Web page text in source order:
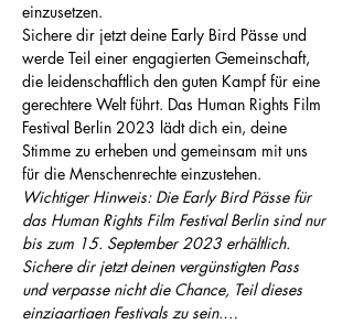
einzusetzen.
Sichere dir jetzt deine Early Bird Pässe und
werde Teil einer engagierten Gemeinschaft,
die leidenschaftlich den guten Kampf für eine
gerechtere Welt führt. Das Human Rights Film
Festival Berlin 2023 lädt dich ein, deine
Stimme zu erheben und gemeinsam mit uns
für die Menschenrechte einzustehen.
Wichtiger Hinweis: Die Early Bird Pässe für
das Human Rights Film Festival Berlin sind nur
bis zum 15. September 2023 erhältlich.
Sichere dir jetzt deinen vergünstigten Pass
und verpasse nicht die Chance, Teil dieses
einzigartigen Festivals zu sein.…